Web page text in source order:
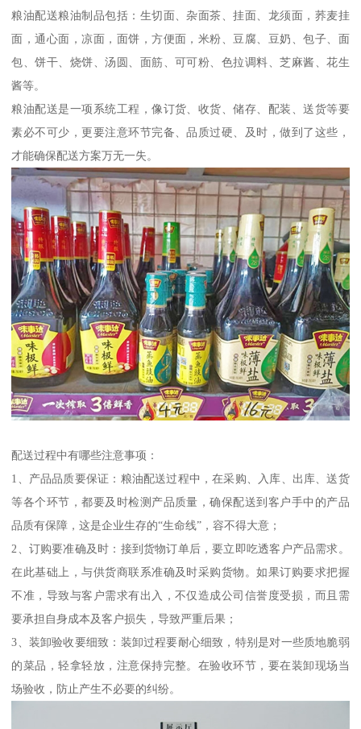
粮油配送粮油制品包括：生切面、杂面茶、挂面、龙须面，荞麦挂
面，通心面，凉面，面饼，方便面，米粉、豆腐、豆奶、包子、面
包、饼干、烧饼、汤圆、面筋、可可粉、色拉调料、芝麻酱、花生
酱等。
粮油配送是一项系统工程，像订货、收货、储存、配装、送货等要
素必不可少，更要注意环节完备、品质过硬、及时，做到了这些，
才能确保配送方案万无一失。
配送过程中有哪些注意事项：
1、产品品质要保证：粮油配送过程中，在采购、入库、出库、送货
等各个环节，都要及时检测产品质量，确保配送到客户手中的产品
品质有保障，这是企业生存的“生命线”，容不得大意；
2、订购要准确及时：接到货物订单后，要立即吃透客户产品需求。
在此基础上，与供货商联系准确及时采购货物。如果订购要求把握
不准，导致与客户需求有出入，不仅造成公司信誉度受损，而且需
要承担自身成本及客户损失，导致严重后果；
3、装卸验收要细致：装卸过程要耐心细致，特别是对一些质地脆弱
的菜品，轻拿轻放，注意保持完整。在验收环节，要在装卸现场当
场验收，防止产生不必要的纠纷。